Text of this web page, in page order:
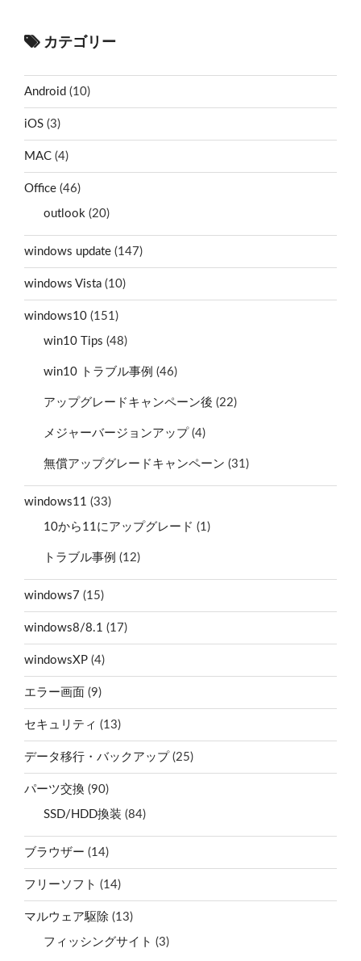
カテゴリー
Android (10)
iOS (3)
MAC (4)
Office (46)
outlook (20)
windows update (147)
windows Vista (10)
windows10 (151)
win10 Tips (48)
win10 トラブル事例 (46)
アップグレードキャンペーン後 (22)
メジャーバージョンアップ (4)
無償アップグレードキャンペーン (31)
windows11 (33)
10から11にアップグレード (1)
トラブル事例 (12)
windows7 (15)
windows8/8.1 (17)
windowsXP (4)
エラー画面 (9)
セキュリティ (13)
データ移行・バックアップ (25)
パーツ交換 (90)
SSD/HDD換装 (84)
ブラウザー (14)
フリーソフト (14)
マルウェア駆除 (13)
フィッシングサイト (3)